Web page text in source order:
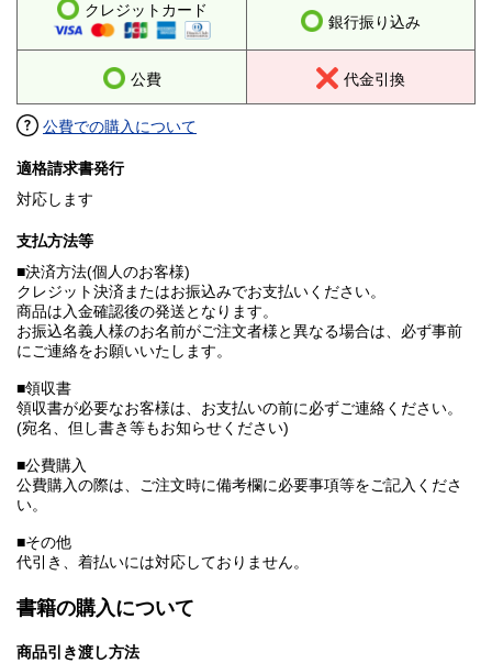
クレジットカード
銀行振り込み
公費 代金引換
公費での購入について
適格請求書発行
対応します
支払方法等
■決済方法(個人のお客様)
クレジット決済またはお振込みでお支払いください。
商品は入金確認後の発送となります。
お振込名義人様のお名前がご注文者様と異なる場合は、必ず事前
にご連絡をお願いいたします。
■領収書
領収書が必要なお客様は、お支払いの前に必ずご連絡ください。
(宛名、但し書き等もお知らせください)
■公費購入
公費購入の際は、ご注文時に備考欄に必要事項等をご記入くださ
い。
■その他
代引き、着払いには対応しておりません。
書籍の購入について
商品引き渡し方法